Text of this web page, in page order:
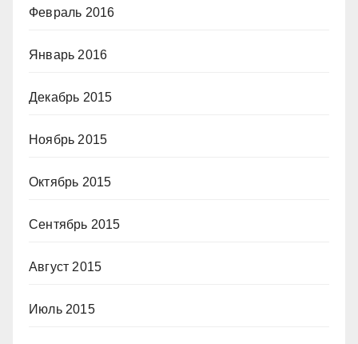
Февраль 2016
Январь 2016
Декабрь 2015
Ноябрь 2015
Октябрь 2015
Сентябрь 2015
Август 2015
Июль 2015